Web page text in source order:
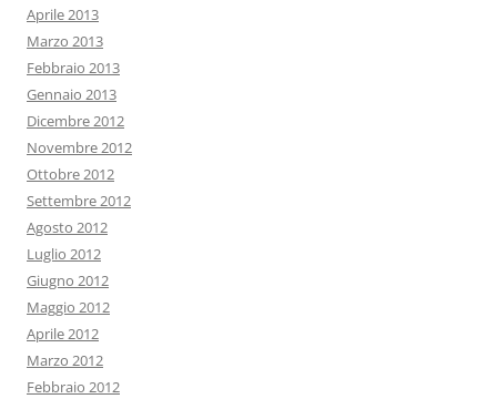
Aprile 2013
Marzo 2013
Febbraio 2013
Gennaio 2013
Dicembre 2012
Novembre 2012
Ottobre 2012
Settembre 2012
Agosto 2012
Luglio 2012
Giugno 2012
Maggio 2012
Aprile 2012
Marzo 2012
Febbraio 2012